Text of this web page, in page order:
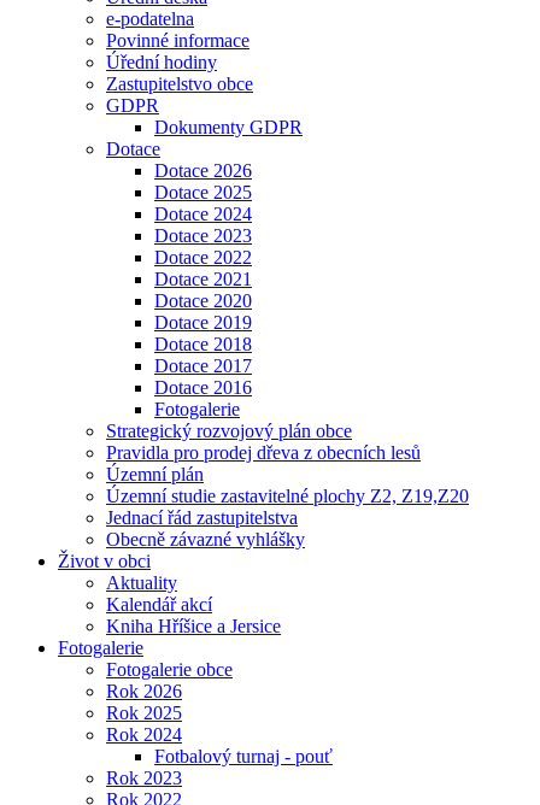
e-podatelna
Povinné informace
Úřední hodiny
Zastupitelstvo obce
GDPR
Dokumenty GDPR
Dotace
Dotace 2026
Dotace 2025
Dotace 2024
Dotace 2023
Dotace 2022
Dotace 2021
Dotace 2020
Dotace 2019
Dotace 2018
Dotace 2017
Dotace 2016
Fotogalerie
Strategický rozvojový plán obce
Pravidla pro prodej dřeva z obecních lesů
Územní plán
Územní studie zastavitelné plochy Z2, Z19,Z20
Jednací řád zastupitelstva
Obecně závazné vyhlášky
Život v obci
Aktuality
Kalendář akcí
Kniha Hříšice a Jersice
Fotogalerie
Fotogalerie obce
Rok 2026
Rok 2025
Rok 2024
Fotbalový turnaj - pouť
Rok 2023
Rok 2022